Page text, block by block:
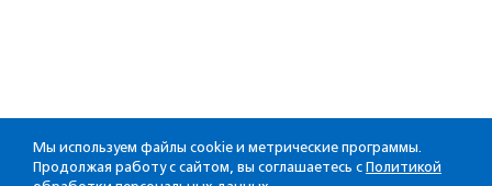
Мы используем файлы cookie и метрические программы.
Продолжая работу с сайтом, вы соглашаетесь с Политикой